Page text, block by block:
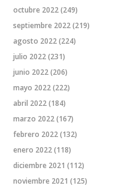
octubre 2022(249)
septiembre 2022(219)
agosto 2022(224)
julio 2022(231)
junio 2022(206)
mayo 2022(222)
abril 2022(184)
marzo 2022(167)
febrero 2022(132)
enero 2022(118)
diciembre 2021 (112)
noviembre 2021 (125)